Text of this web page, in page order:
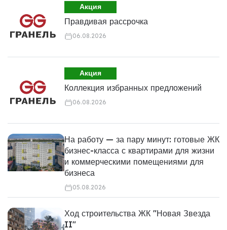
Акция
Правдивая рассрочка
06.08.2026
Акция
Коллекция избранных предложений
06.08.2026
На работу — за пару минут: готовые ЖК
бизнес-класса с квартирами для жизни
и коммерческими помещениями для
бизнеса
05.08.2026
Ход строительства ЖК "Новая Звезда
II"